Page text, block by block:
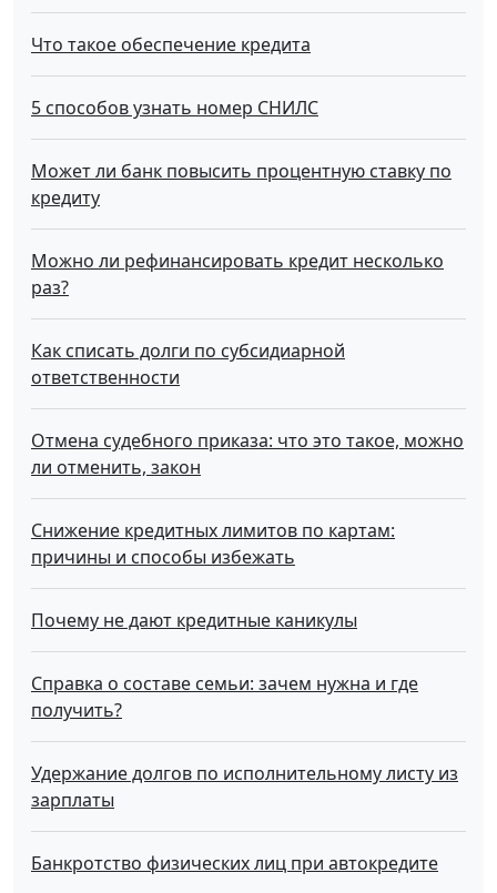
Что такое обecпeчeниe кpeдитa
5 способов узнать номер СНИЛС
Может ли банк повысить процентную ставку по
кредиту
Можно ли рефинансировать кредит несколько
раз?
Как списать долги по субсидиарной
ответственности
Отмена судебного приказа: что это такое, можно
ли отменить, закон
Снижение кредитных лимитов по картам:
причины и способы избежать
Почему не дают кредитные каникулы
Справка о составе семьи: зачем нужна и где
получить?
Удержание долгов по исполнительному листу из
зарплаты
Банкротство физических лиц при автокредите